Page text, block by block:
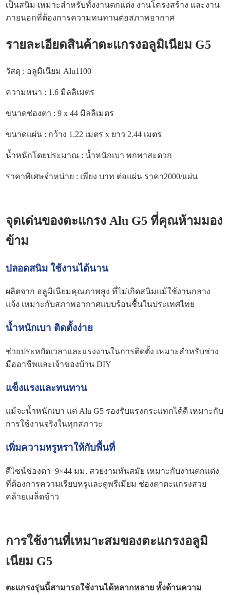
เป็นสนิม เหมาะสำหรับทั้งงานตกแต่ง งานโครงสร้าง และงาน
ภายนอกที่ต้องการความทนทานต่อสภาพอากาศ
รายละเอียดสินค้าตะแกรงอลูมิเนียม G5
วัสดุ : อลูมิเนียม Alu1100
ความหนา : 1.6 มิลลิเมตร
ขนาดช่องตา : 9 x 44 มิลลิเมตร
ขนาดแผ่น : กว้าง 1.22 เมตร x ยาว 2.44 เมตร
น้ำหนักโดยประมาณ : น้ำหนักเบา พกพาสะดวก
ราคาพิเศษจำหน่าย : เพียง บาท ต่อแผ่น ราคา2000/แผ่น
จุดเด่นของตะแกรง Alu G5 ที่คุณห้ามมอง
ข้าม
ปลอดสนิม ใช้งานได้นาน
ผลิตจาก อลูมิเนียมคุณภาพสูง ที่ไม่เกิดสนิมแม้ใช้งานกลาง
แจ้ง เหมาะกับสภาพอากาศแบบร้อนชื้นในประเทศไทย
น้ำหนักเบา ติดตั้งง่าย
ช่วยประหยัดเวลาและแรงงานในการติดตั้ง เหมาะสำหรับช่าง
มืออาชีพและเจ้าของบ้าน DIY
แข็งแรงและทนทาน
แม้จะน้ำหนักเบา แต่ Alu G5 รองรับแรงกระแทกได้ดี เหมาะกับ
การใช้งานจริงในทุกสภาวะ
เพิ่มความหรูหราให้กับพื้นที่
ดีไซน์ช่องตา 9×44 มม. สวยงามทันสมัย เหมาะกับงานตกแต่ง
ที่ต้องการความเรียบหรูและดูพรีเมียม ช่องตาตะแกรงสวย
คล้ายเมล็ดข้าว
การใช้งานที่เหมาะสมของตะแกรงอลูมิ
เนียม G5
ตะแกรงรุ่นนี้สามารถใช้งานได้หลากหลาย ทั้งด้านความ